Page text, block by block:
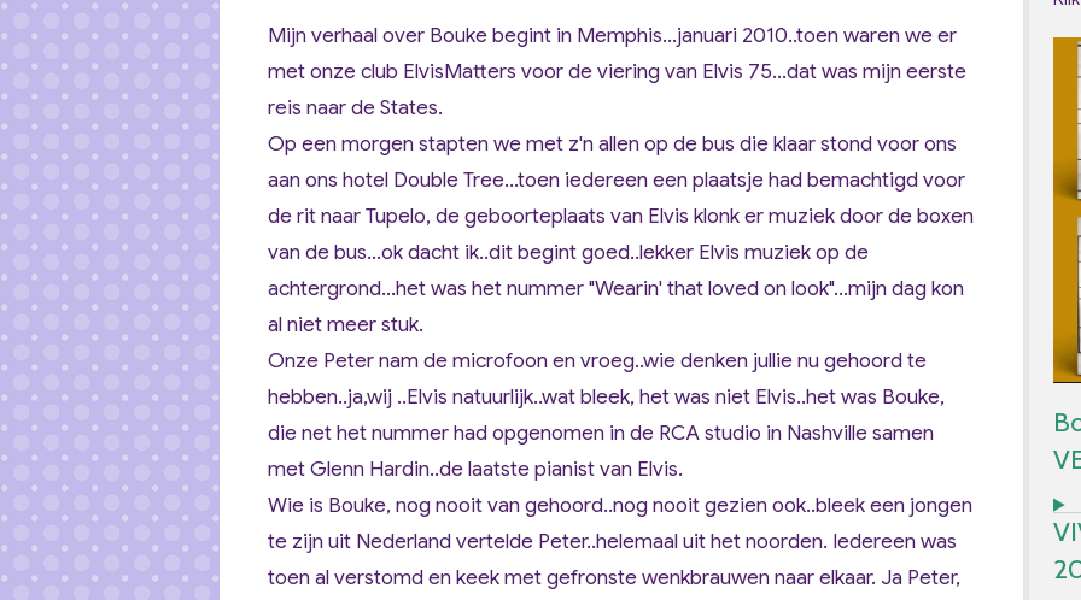
Mijn verhaal over Bouke begint in Memphis...januari 2010..toen waren we er
met onze club ElvisMatters voor de viering van Elvis 75...dat was mijn eerste
reis naar de States.
Op een morgen stapten we met z'n allen op de bus die klaar stond voor ons
aan ons hotel Double Tree...toen iedereen een plaatsje had bemachtigd voor
de rit naar Tupelo, de geboorteplaats van Elvis klonk er muziek door de boxen
van de bus...ok dacht ik..dit begint goed..lekker Elvis muziek op de
achtergrond...het was het nummer "Wearin' that loved on look"...mijn dag kon
al niet meer stuk.
Onze Peter nam de microfoon en vroeg..wie denken jullie nu gehoord te
hebben..ja,wij ..Elvis natuurlijk..wat bleek, het was niet Elvis..het was Bouke,
die net het nummer had opgenomen in de RCA studio in Nashville samen
met Glenn Hardin..de laatste pianist van Elvis.
Wie is Bouke, nog nooit van gehoord..nog nooit gezien ook..bleek een jongen
te zijn uit Nederland vertelde Peter..helemaal uit het noorden. Iedereen was
toen al verstomd en keek met gefronste wenkbrauwen naar elkaar. Ja Peter,